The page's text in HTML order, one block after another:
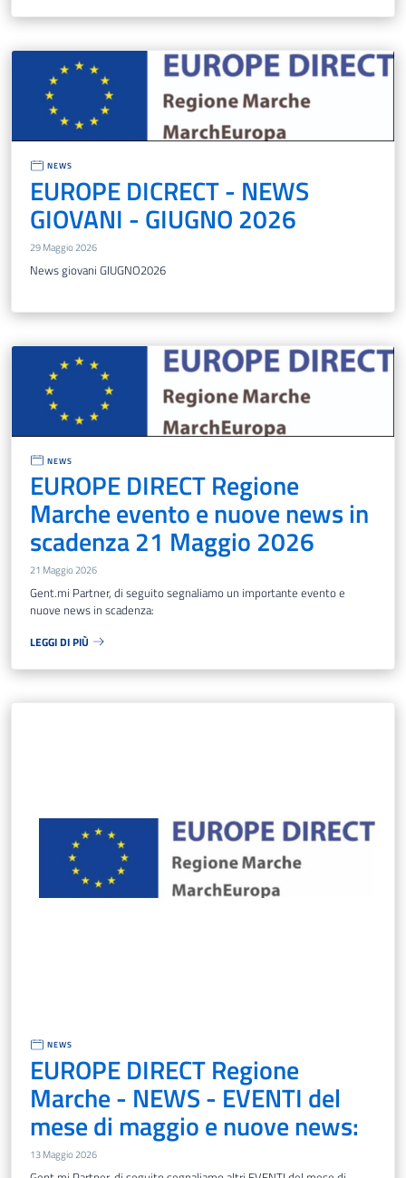
NEWS
EUROPE DICRECT - NEWS
GIOVANI - GIUGNO 2026
29 Maggio 2026
News giovani GIUGNO2026
NEWS
EUROPE DIRECT Regione
Marche evento e nuove news in
scadenza 21 Maggio 2026
21 Maggio 2026
Gent.mi Partner, di seguito segnaliamo un importante evento e
nuove news in scadenza:
LEGGI DI PIÙ
NEWS
EUROPE DIRECT Regione
Marche - NEWS - EVENTI del
mese di maggio e nuove news:
13 Maggio 2026